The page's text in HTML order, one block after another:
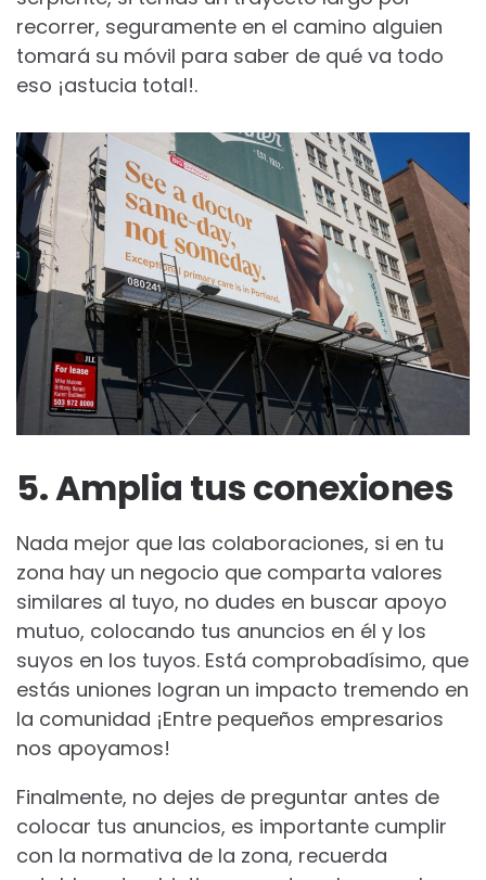
recorrer, seguramente en el camino alguien
tomará su móvil para saber de qué va todo
eso ¡astucia total!.
5. Amplia tus conexiones
Nada mejor que las colaboraciones, si en tu
zona hay un negocio que comparta valores
similares al tuyo, no dudes en buscar apoyo
mutuo, colocando tus anuncios en él y los
suyos en los tuyos. Está comprobadísimo, que
estás uniones logran un impacto tremendo en
la comunidad ¡Entre pequeños empresarios
nos apoyamos!
Finalmente, no dejes de preguntar antes de
colocar tus anuncios, es importante cumplir
con la normativa de la zona, recuerda